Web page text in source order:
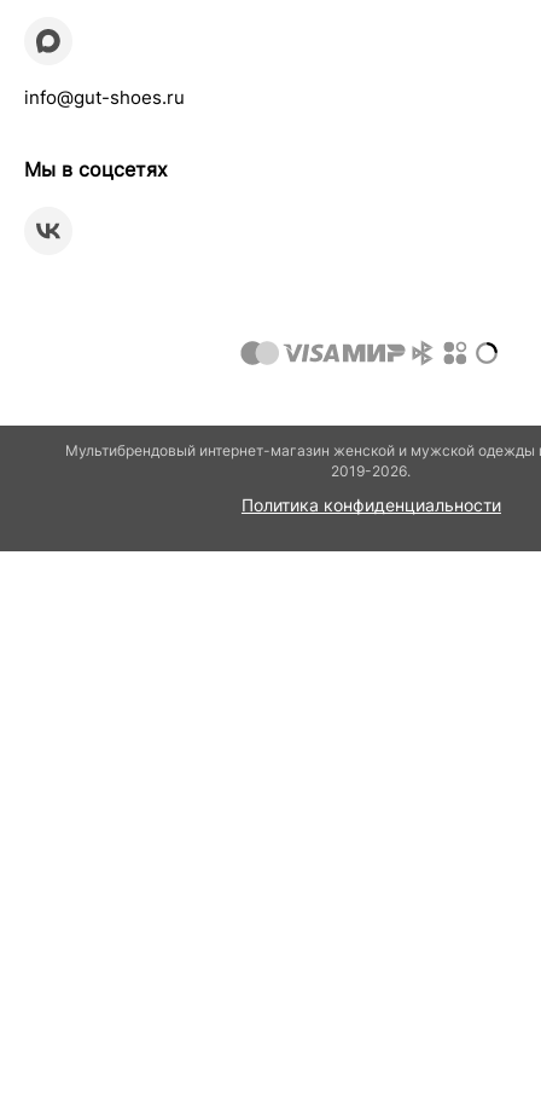
info@gut-shoes.ru
Мы в соцсетях
Мультибрендовый интернет-магазин женской и мужской
2019-2026.
Политика конфиденциальности